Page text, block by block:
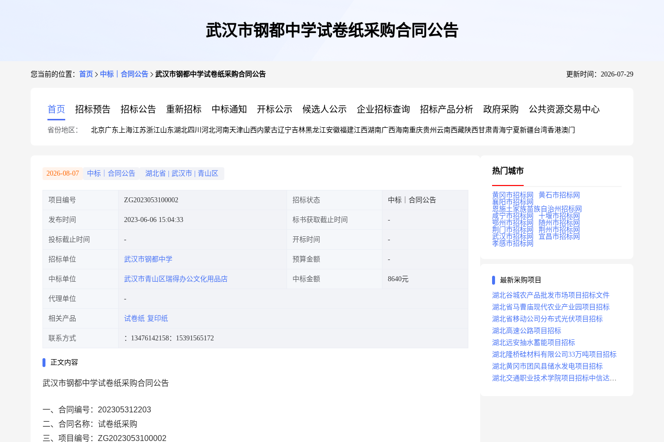
武汉市钢都中学试卷纸采购合同公告
您当前的位置： 首页 中标｜合同公告 武汉市钢都中学试卷纸采购合同公告 更新时间：2026-07-29
首页 招标预告 招标公告 重新招标 中标通知 开标公示 候选人公示 企业招标查询 招标产品分析 政府采购 公共资源交易中心
省份地区： 北京广东 上海江苏浙江山东湖北四川 河北河南天津山西内蒙古辽宁吉林黑龙江安徽福建江西湖南广西海南重庆贵州 云南西藏陕西甘肃青海宁夏新疆台湾香港澳门
2026-08-07 中标｜合同公告 湖北省 武汉市 青山区
项目编号 ZG2023053100002 招标状态 中标｜合同公告
发布时间 2023-06-06 15:04:33 标书获取截止时间
投标截止时间 开标时间
招标单位 武汉市钢都中学 预算金额
中标单位 武汉市青山区瑞得办公文化用品店 中标金额 8640元
代理单位
相关产品 试卷纸 复印纸
联系方式 ：13476142158：15391565172
正文内容
武汉市钢都中学试卷纸采购合同公告
一、合同编号： 202305312203
二、合同名称： 试卷纸采购
三、项目编号： ZG2023053100002
热门城市
黄冈市招标网
黄石市招标网
襄阳市招标网
恩施土家族苗族自治州招标网
咸宁市招标网
十堰市招标网
鄂州市招标网
随州市招标网
荆门市招标网
荆州市招标网
武汉市招标网
宜昌市招标网
孝感市招标网
最新采购项目
湖北谷城农产品批发市场项目招标文件
湖北省马曹庙现代农业产业园项目招标
湖北省移动公司分布式光伏项目招标
湖北高速公路项目招标
湖北远安抽水蓄能项目招标
湖北隆桥硅材料有限公司33万吨项目招标
湖北黄冈市团风县储水发电项目招标
湖北交通职业技术学院项目招标中信达咨